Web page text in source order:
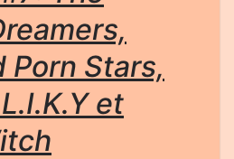
Porn Stars,
et